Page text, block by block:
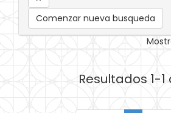
Comenzar nueva busqueda
Resultados 1-1